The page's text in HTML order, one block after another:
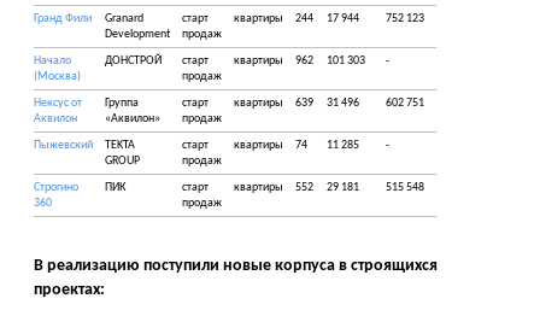
Гранд Фили
Granard
Development
старт
продаж
квартиры 244 17 944 752 123
Начало
(Москва)
ДОНСТРОЙ
старт
продаж
квартиры 962 101 303 -
Нексус от
Аквилон
Группа
«Аквилон»
старт
продаж
квартиры 639 31 496 602 751
Пыжевский
TEKTA
GROUP
старт
продаж
квартиры 74 11 285 -
Строгино
360
ПИК
старт
продаж
квартиры 552 29 181 515 548
В реализацию поступили новые корпуса в строящихся
проектах: